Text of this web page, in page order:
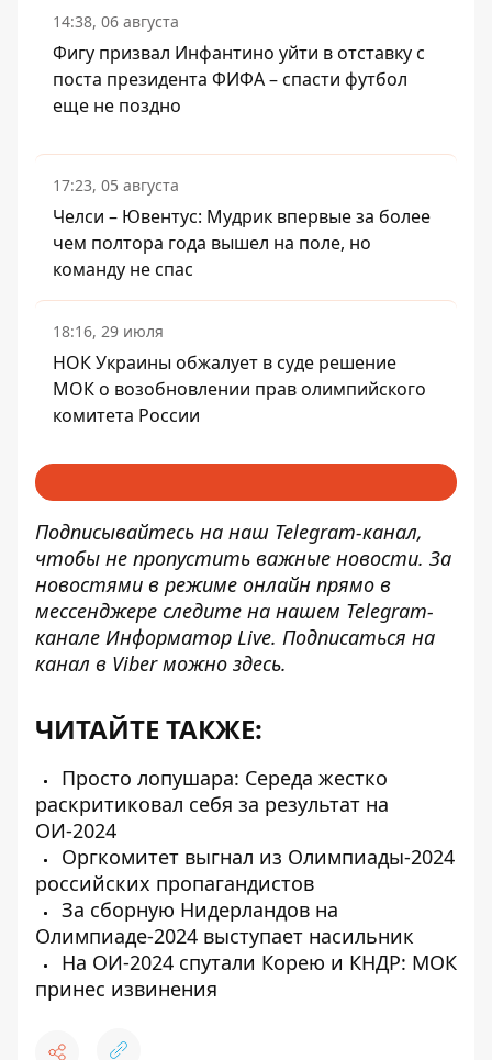
14:38, 06 августа
Фигу призвал Инфантино уйти в отставку с
поста президента ФИФА – спасти футбол
еще не поздно
17:23, 05 августа
Челси – Ювентус: Мудрик впервые за более
чем полтора года вышел на поле, но
команду не спас
18:16, 29 июля
НОК Украины обжалует в суде решение
МОК о возобновлении прав олимпийского
комитета России
Подписывайтесь на наш Telegram-канал,
чтобы не пропустить важные новости. За
новостями в режиме онлайн прямо в
мессенджере следите на нашем Telegram-
канале Информатор Live. Подписаться на
канал в Viber можно здесь.
ЧИТАЙТЕ ТАКЖЕ:
Просто лопушара: Середа жестко
раскритиковал себя за результат на
ОИ-2024
Оргкомитет выгнал из Олимпиады-2024
российских пропагандистов
За сборную Нидерландов на
Олимпиаде-2024 выступает насильник
На ОИ-2024 спутали Корею и КНДР: МОК
принес извинения